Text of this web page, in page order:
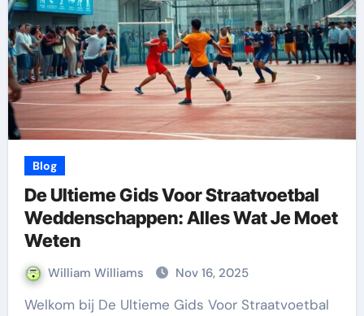
Blog
De Ultieme Gids Voor Straatvoetbal
Weddenschappen: Alles Wat Je Moet
Weten
William Williams Nov 16, 2025
Welkom bij De Ultieme Gids Voor Straatvoetbal